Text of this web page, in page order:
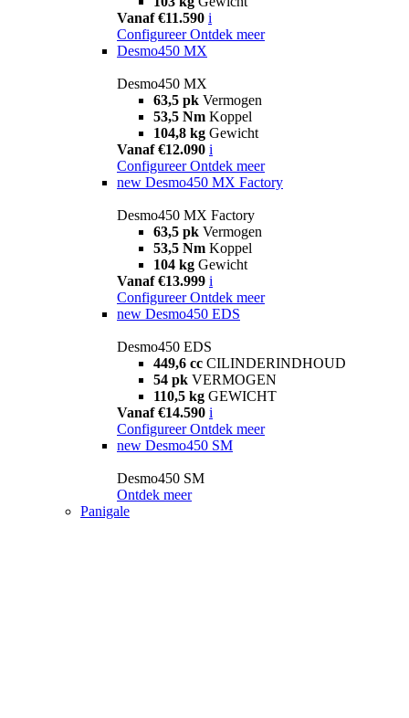
Vanaf €11.590 i
Configureer Ontdek meer
Desmo450 MX
Desmo450 MX
63,5 pk Vermogen
53,5 Nm Koppel
104,8 kg Gewicht
Vanaf €12.090 i
Configureer Ontdek meer
new Desmo450 MX Factory
Desmo450 MX Factory
63,5 pk Vermogen
53,5 Nm Koppel
104 kg Gewicht
Vanaf €13.999 i
Configureer Ontdek meer
new Desmo450 EDS
Desmo450 EDS
449,6 cc CILINDERINDHOUD
54 pk VERMOGEN
110,5 kg GEWICHT
Vanaf €14.590 i
Configureer Ontdek meer
new Desmo450 SM
Desmo450 SM
Ontdek meer
Panigale